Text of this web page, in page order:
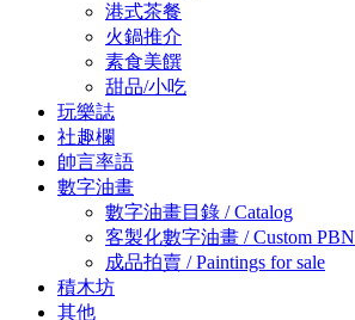
港式茶餐
火鍋推介
素食美饌
甜品/小吃
玩樂誌
社趣欄
帥言率語
數字油畫
數字油畫目錄 / Catalog
客製化數字油畫 / Custom PBN
成品拍賣 / Paintings for sale
積木坊
其他